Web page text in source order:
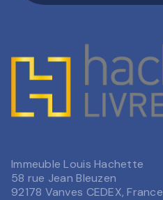
Immeuble Louis Hachette
58 rue Jean Bleuzen
92178 Vanves CEDEX, France